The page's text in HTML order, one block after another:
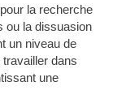
la recherche
ou la dissuasion
un niveau de
dans
une